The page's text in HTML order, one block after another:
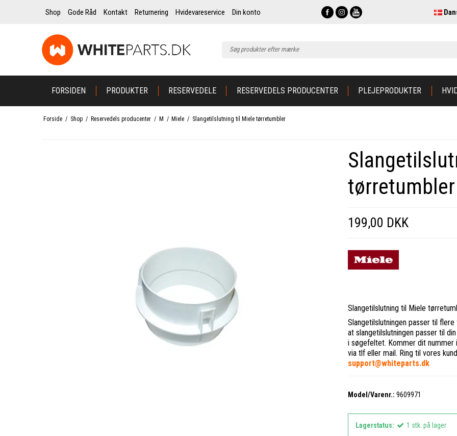
Shop Gode Råd Kontakt Returnering Hvidevareservice Din konto
FORSIDEN PRODUKTER RESERVEDELE RESERVEDELS PRODUCENTER PLEJEPRODUKTER
Forside / Shop / Reservedels producenter / M / Miele / Slangetilslutning til Miele tørretumbler
tørretumbler
199,00 DKK
Slangetilslutning til Miele
Slangetilslutningen passer til
at slangetilslutningen passer til
i søgefeltet. Kommer dit nummer
via tlf eller mail. Ring til vores
support@whiteparts.dk
Model/Varenr.: 9609971
Lagerstatus: 1 stk. på lager